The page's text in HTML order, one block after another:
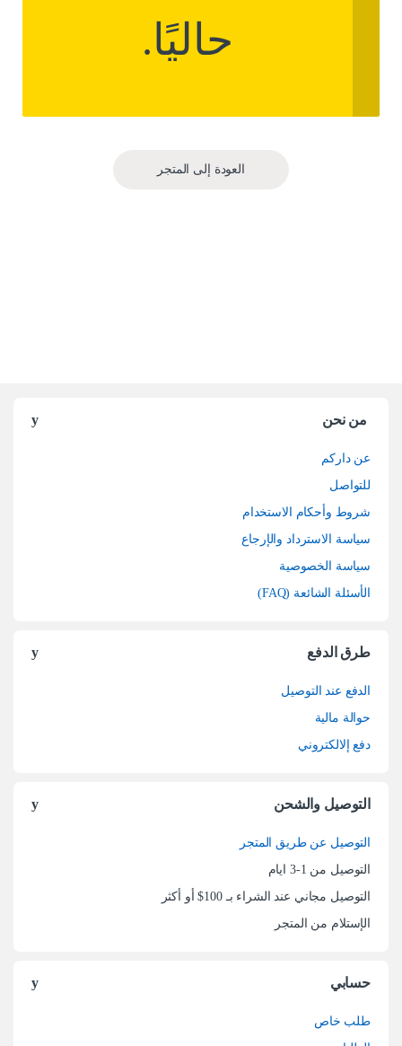
حاليًا.
العودة إلى المتجر
من نحن
عن داركم
للتواصل
شروط وأحكام الاستخدام
سياسة الاسترداد والإرجاع
سياسة الخصوصية
الأسئلة الشائعة (FAQ)
طرق الدفع
الدفع عند التوصيل
حوالة مالية
دفع إلالكتروني
التوصيل والشحن
التوصيل عن طريق المتجر
التوصيل من 1-3 ايام
التوصيل مجاني عند الشراء بـ 100$ أو أكثر
الإستلام من المتجر
حسابي
طلب خاص